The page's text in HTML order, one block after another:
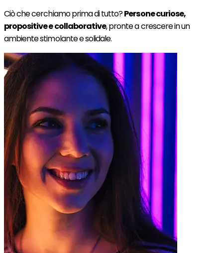
Ciò che cerchiamo prima di tutto?Persone curiose,
propositive e collaborative, pronte a crescere in un
ambiente stimolante e solidale.